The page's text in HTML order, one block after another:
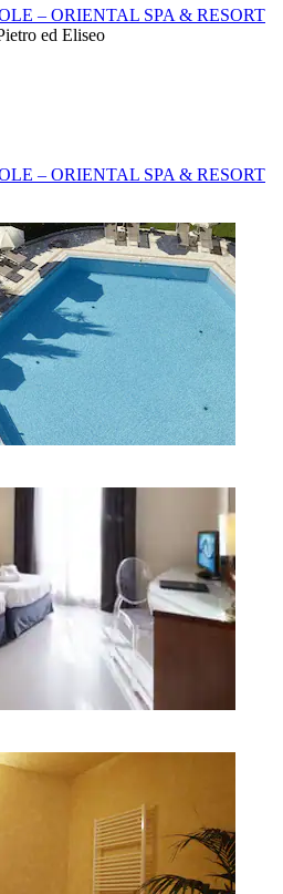
– ORIENTAL SPA & RESORT
ed Eliseo
– ORIENTAL SPA & RESORT